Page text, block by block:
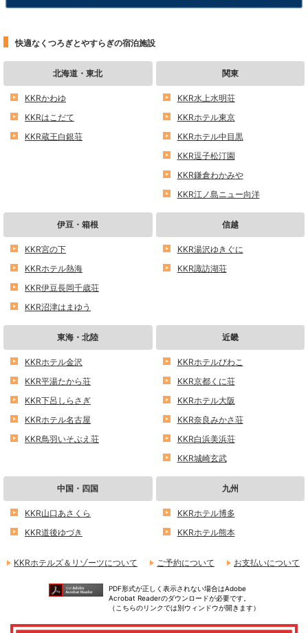
快適なくつろぎとやすらぎの宿泊施設
北海道・東北
KKRかわゆ
KKRはこだて
KKR蔵王白銀荘
関東
KKR水上水明荘
KKRホテル東京
KKRホテル中目黒
KKR逗子松汀園
KKR鎌倉わかみや
KKR江ノ島ニュー向洋
伊豆・箱根
KKR宮の下
KKRホテル熱海
KKR伊豆長岡千歳荘
KKR沼津はまゆう
信越
KKR湯沢ゆきぐに
KKR諏訪湖荘
東海・北陸
KKRホテル金沢
KKR平湯たから荘
KKR下呂しらさぎ
KKRホテル名古屋
KKR鳥羽いそぶえ荘
近畿
KKRホテルびわこ
KKR京都くに荘
KKRホテル大阪
KKR奈良みかさ荘
KKR白浜美浜荘
KKR城崎玄武
中国・四国
KKR山口あさくら
KKR道後ゆづき
九州
KKRホテル博多
KKRホテル熊本
KKRホテルズ＆リゾーツについて ご予約について お支払いについて
PDF形式が正しく表示されない場合はAdobe
Acrobat Readerのダウンロードが必要です。
（こちらのリンクでは別ウィンドウが開きます）